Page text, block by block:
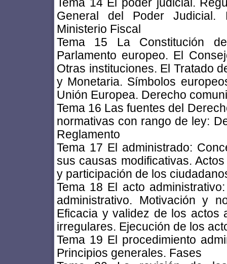
Tema 14 El poder judicial.
General del Poder Judicial.
Ministerio Fiscal
Tema 15 La Constitución
Parlamento europeo. El
Otras instituciones. El Tratado
y Monetaria. Símbolos
Unión Europea. Derecho
Tema 16 Las fuentes del
normativas con rango de ley:
Reglamento
Tema 17 El administrado:
sus causas modificativas.
y participación de los
Tema 18 El acto
administrativo. Motivación y
Eficacia y validez de los actos
irregulares. Ejecución de los
Tema 19 El procedimiento
Principios generales. Fases